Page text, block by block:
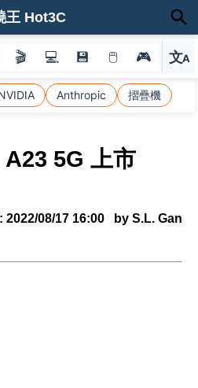
🎬 💻 💾 🖱 🎮 文A
選
Anthropic 摺疊機
王 Hot3C
5G 上市
2022/08/17 16:00 by S.L. Gan